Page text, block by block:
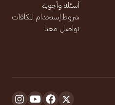
أسئلة وأجوبة
شروط إستخدام المكافآت
تواصل معنا